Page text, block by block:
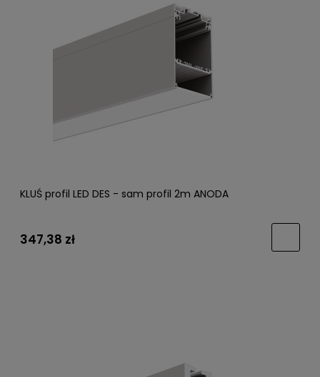
KLUŚ profil LED DES - sam profil 2m ANODA
347,38 zł